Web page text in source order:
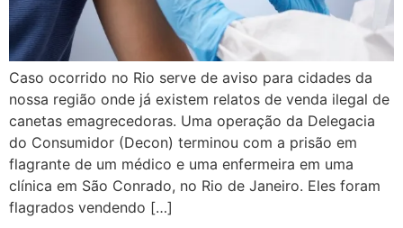
Caso ocorrido no Rio serve de aviso para cidades da
nossa região onde já existem relatos de venda ilegal de
canetas emagrecedoras. Uma operação da Delegacia
do Consumidor (Decon) terminou com a prisão em
flagrante de um médico e uma enfermeira em uma
clínica em São Conrado, no Rio de Janeiro. Eles foram
flagrados vendendo […]